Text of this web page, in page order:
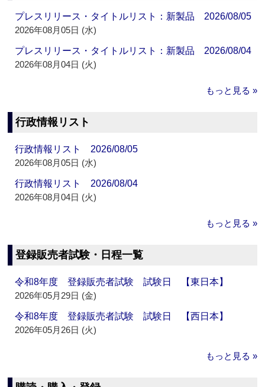
プレスリリース・タイトルリスト：新製品 2026/08/05
2026年08月05日 (水)
プレスリリース・タイトルリスト：新製品 2026/08/04
2026年08月04日 (火)
もっと見る »
行政情報リスト
行政情報リスト 2026/08/05
2026年08月05日 (水)
行政情報リスト 2026/08/04
2026年08月04日 (火)
もっと見る »
登録販売者試験・日程一覧
令和8年度 登録販売者試験 試験日 【東日本】
2026年05月29日 (金)
令和8年度 登録販売者試験 試験日 【西日本】
2026年05月26日 (火)
もっと見る »